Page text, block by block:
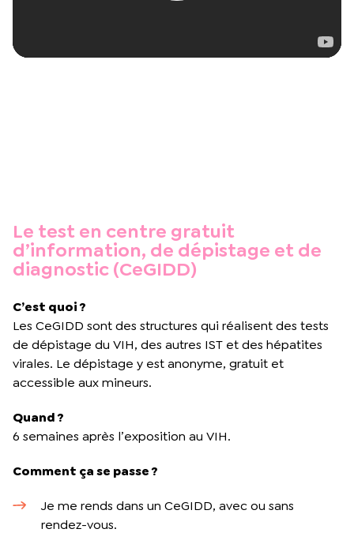
Le test en centre gratuit
d’information, de dépistage et de
diagnostic (CeGIDD)
C’est quoi ?
Les CeGIDD sont des structures qui réalisent des tests
de dépistage du VIH, des autres IST et des hépatites
virales. Le dépistage y est anonyme, gratuit et
accessible aux mineurs.
Quand ?
6 semaines après l’exposition au VIH.
Comment ça se passe ?
Je me rends dans un CeGIDD, avec ou sans
rendez-vous.